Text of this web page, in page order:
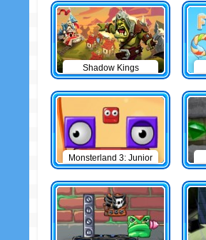
Shadow Kings
Monsterland 3: Junior
Returns